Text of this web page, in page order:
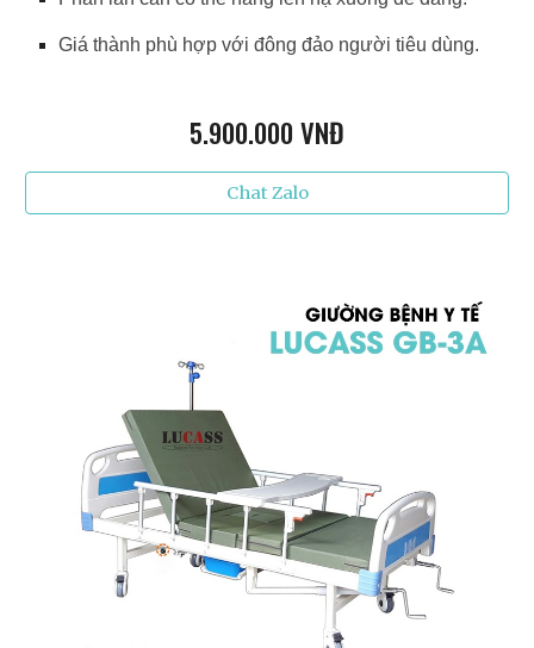
Giá thành phù hợp với đông đảo người tiêu dùng.
5.900.000 VNĐ
Chat Zalo